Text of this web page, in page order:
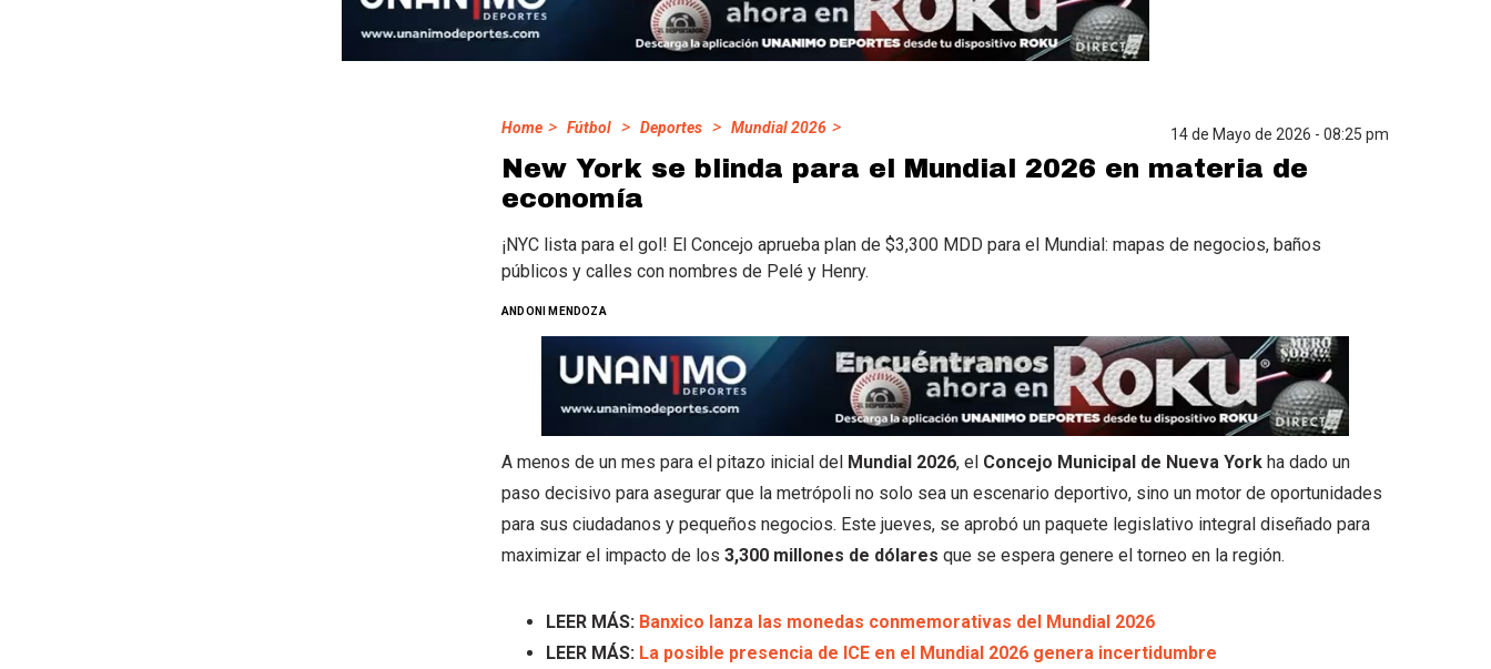
Home > Fútbol > Deportes > Mundial 2026 > 14 de Mayo de 2026 - 08:25 pm
New York se blinda para el Mundial 2026 en materia de
economía
¡NYC lista para el gol! El Concejo aprueba plan de $3,300 MDD para el Mundial: mapas de negocios, baños
públicos y calles con nombres de Pelé y Henry.
ANDONI MENDOZA
A menos de un mes para el pitazo inicial del Mundial 2026, el Concejo Municipal de Nueva York ha dado un
paso decisivo para asegurar que la metrópoli no solo sea un escenario deportivo, sino un motor de oportunidades
para sus ciudadanos y pequeños negocios. Este jueves, se aprobó un paquete legislativo integral diseñado para
maximizar el impacto de los 3,300 millones de dólares que se espera genere el torneo en la región.
LEER MÁS: Banxico lanza las monedas conmemorativas del Mundial 2026
LEER MÁS: La posible presencia de ICE en el Mundial 2026 genera incertidumbre